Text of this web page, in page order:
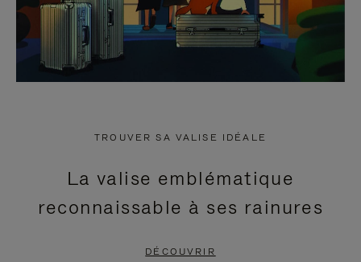
TROUVER SA VALISE IDÉALE
La valise emblématique
reconnaissable à ses rainures
DÉCOUVRIR